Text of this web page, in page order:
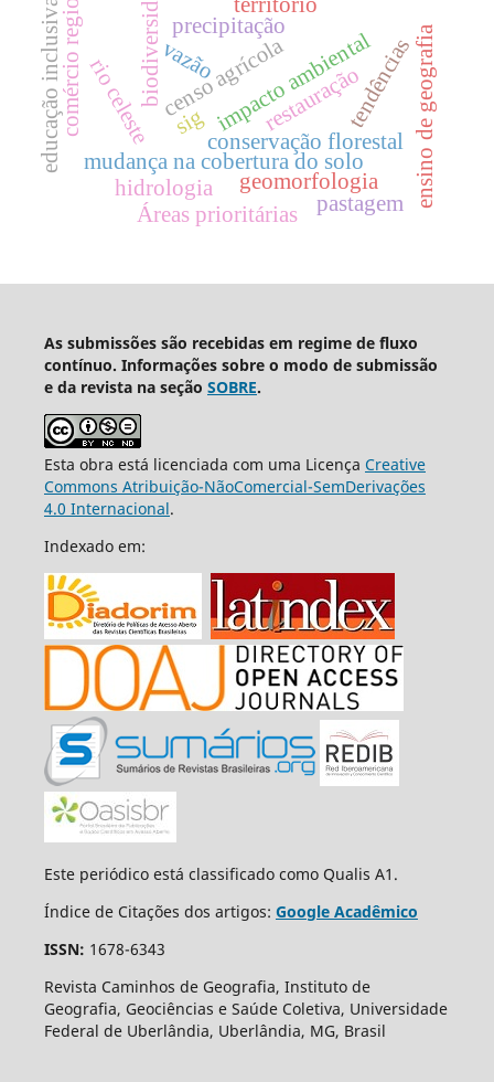
conservação florestal
impacto ambiental
censo agrícola
biodiversidade
mudança na cobertura do solo
rio celeste tendências
precipitação
vazão
geomorfologia
hidrologia
comércio regional ensino de geografia
restauração
pastagem
Áreas prioritárias
educação inclusiva sig
As submissões são recebidas em regime de fluxo
contínuo. Informações sobre o modo de submissão
e da revista na seção SOBRE.
Esta obra está licenciada com uma Licença Creative
Commons Atribuição-NãoComercial-SemDerivações
4.0 Internacional.
Indexado em:
Este periódico está classificado como Qualis A1.
Índice de Citações dos artigos: Google Acadêmico
ISSN: 1678-6343
Revista Caminhos de Geografia, Instituto de
Geografia, Geociências e Saúde Coletiva, Universidade
Federal de Uberlândia, Uberlândia, MG, Brasil